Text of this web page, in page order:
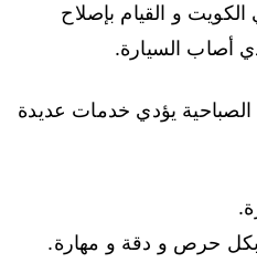
و القيام بإصلاح
أصاب السيارة.
يؤدي خدمات عديدة
بكل حرص و دقة و مهارة.